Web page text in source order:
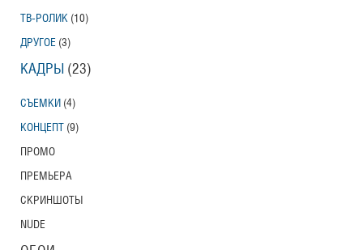
ТВ-РОЛИК (10)
ДРУГОЕ (3)
КАДРЫ (23)
СЪЕМКИ (4)
КОНЦЕПТ (9)
ПРОМО
ПРЕМЬЕРА
СКРИНШОТЫ
NUDE